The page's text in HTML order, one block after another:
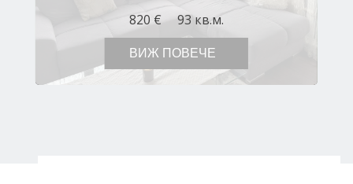
820 € 93 кв.м.
ВИЖ ПОВЕЧЕ